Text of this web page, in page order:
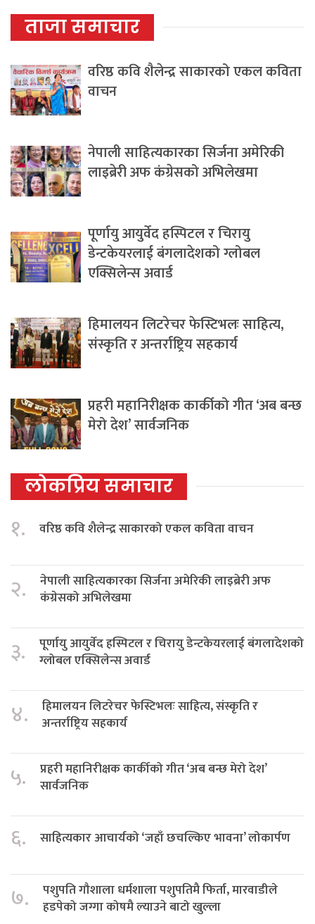
ताजा समाचार
वरिष्ठ कवि शैलेन्द्र साकारको एकल कविता
वाचन
नेपाली साहित्यकारका सिर्जना अमेरिकी
लाइब्रेरी अफ कंग्रेसको अभिलेखमा
पूर्णायु आयुर्वेद हस्पिटल र चिरायु
डेन्टकेयरलाई बंगलादेशको ग्लोबल
एक्सिलेन्स अवार्ड
हिमालयन लिटरेचर फेस्टिभलः साहित्य,
संस्कृति र अन्तर्राष्ट्रिय सहकार्य
प्रहरी महानिरीक्षक कार्कीको गीत ‘अब बन्छ
मेरो देश’ सार्वजनिक
लोकप्रिय समाचार
१. वरिष्ठ कवि शैलेन्द्र साकारको एकल कविता वाचन
२.
नेपाली साहित्यकारका सिर्जना अमेरिकी लाइब्रेरी अफ
कंग्रेसको अभिलेखमा
३.
पूर्णायु आयुर्वेद हस्पिटल र चिरायु डेन्टकेयरलाई बंगलादेशको
ग्लोबल एक्सिलेन्स अवार्ड
४.
हिमालयन लिटरेचर फेस्टिभलः साहित्य, संस्कृति र
अन्तर्राष्ट्रिय सहकार्य
५.
प्रहरी महानिरीक्षक कार्कीको गीत ‘अब बन्छ मेरो देश’
सार्वजनिक
६. साहित्यकार आचार्यको ‘जहाँ छचल्किए भावना’ लोकार्पण
७.
पशुपति गौशाला धर्मशाला पशुपतिमै फिर्ता, मारवाडीले
हडपेको जग्गा कोषमै ल्याउने बाटो खुल्ला